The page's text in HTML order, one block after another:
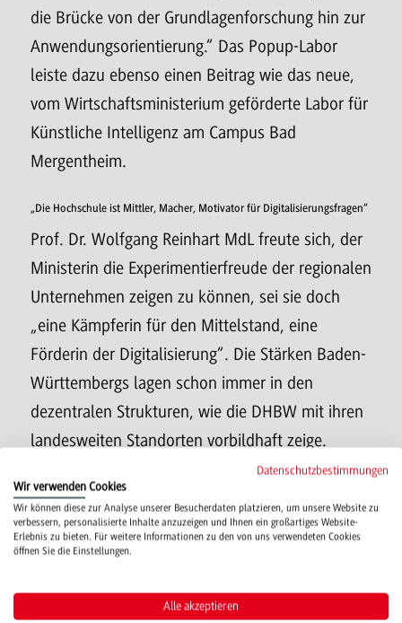
die Brücke von der Grundlagenforschung hin zur
Anwendungsorientierung.“ Das Popup-Labor
leiste dazu ebenso einen Beitrag wie das neue,
vom Wirtschaftsministerium geförderte Labor für
Künstliche Intelligenz am Campus Bad
Mergentheim.
„Die Hochschule ist Mittler, Macher, Motivator für Digitalisierungsfragen“
Prof. Dr. Wolfgang Reinhart MdL freute sich, der
Ministerin die Experimentierfreude der regionalen
Unternehmen zeigen zu können, sei sie doch
„eine Kämpferin für den Mittelstand, eine
Förderin der Digitalisierung“. Die Stärken Baden-
Württembergs lagen schon immer in den
dezentralen Strukturen, wie die DHBW mit ihren
landesweiten Standorten vorbildhaft zeige.
„Duale Partnerschaft, die Verzahnung von
Hochschule und Unternehmen wird hier gelebt.
Die Hochschule ist Mittler, Macher, Motivator für
Digitalisierungsfragen.“
Fünf Impulsvorträge beleuchteten aus
Datenschutzbestimmungen
Wir verwenden Cookies
Wir können diese zur Analyse unserer Besucherdaten platzieren, um unsere Website zu
verbessern, personalisierte Inhalte anzuzeigen und Ihnen ein großartiges Website-
Erlebnis zu bieten. Für weitere Informationen zu den von uns verwendeten Cookies
öffnen Sie die Einstellungen.
Alle akzeptieren